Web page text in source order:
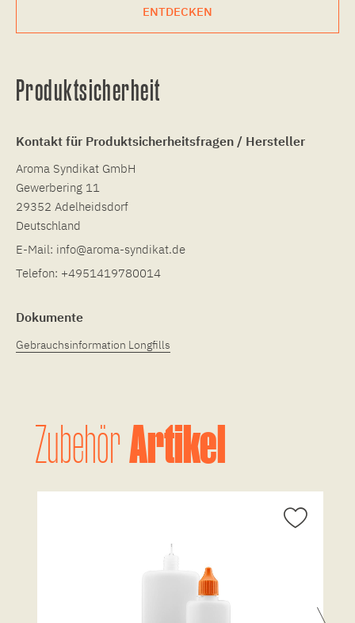
ENTDECKEN
Produktsicherheit
Kontakt für Produktsicherheitsfragen / Hersteller
Aroma Syndikat GmbH
Gewerbering 11
29352 Adelheidsdorf
Deutschland
E-Mail: info@aroma-syndikat.de
Telefon: +4951419780014
Dokumente
Gebrauchsinformation Longfills
ZubehörArtikel